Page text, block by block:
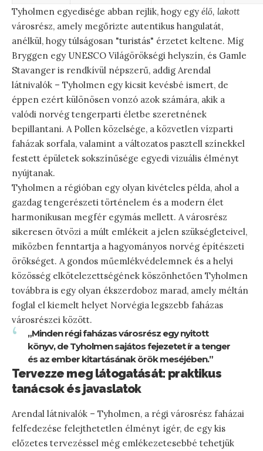
Tyholmen egyedisége abban rejlik, hogy egy élő, lakott
városrész, amely megőrizte autentikus hangulatát,
anélkül, hogy túlságosan "turistás" érzetet keltene. Míg
Bryggen egy UNESCO Világörökségi helyszín, és Gamle
Stavanger is rendkívül népszerű, addig Arendal
látnivalók – Tyholmen egy kicsit kevésbé ismert, de
éppen ezért különösen vonzó azok számára, akik a
valódi norvég tengerparti életbe szeretnének
bepillantani. A Pollen közelsége, a közvetlen vízparti
faházak sorfala, valamint a változatos pasztell színekkel
festett épületek sokszínűsége egyedi vizuális élményt
nyújtanak.
Tyholmen a régióban egy olyan kivételes példa, ahol a
gazdag tengerészeti történelem és a modern élet
harmonikusan megfér egymás mellett. A városrész
sikeresen ötvözi a múlt emlékeit a jelen szükségleteivel,
miközben fenntartja a hagyományos norvég építészeti
örökséget. A gondos műemlékvédelemnek és a helyi
közösség elkötelezettségének köszönhetően Tyholmen
továbbra is egy olyan ékszerdoboz marad, amely méltán
foglal el kiemelt helyet Norvégia legszebb faházas
városrészei között.
„Minden régi faházas városrész egy nyitott
könyv, de Tyholmen sajátos fejezetet ír a tenger
és az ember kitartásának örök meséjében.”
Tervezze meg látogatását: praktikus
tanácsok és javaslatok
Arendal látnivalók – Tyholmen, a régi városrész faházai
felfedezése felejthetetlen élményt ígér, de egy kis
előzetes tervezéssel még emlékezetesebbé tehetjük